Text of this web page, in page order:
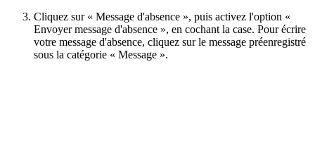
Cliquez sur « Message d'absence », puis activez l'option «
Envoyer message d'absence », en cochant la case. Pour écrire
votre message d'absence, cliquez sur le message préenregistré
sous la catégorie « Message ».